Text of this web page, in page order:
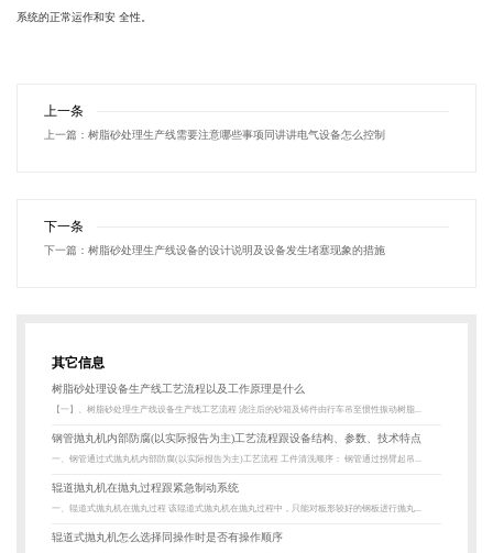
系统的正常运作和安 全性。
上一篇： 树脂砂处理生产线需要注意哪些事项同讲讲电气设备怎么控制
上一条
下一篇： 树脂砂处理生产线设备的设计说明及设备发生堵塞现象的措施
下一条
其它信息
树脂砂处理设备生产线工艺流程以及工作原理是什么
【一】、树脂砂处理生产线设备生产线工艺流程 浇注后的砂箱及铸件由行车吊至惯性振动树脂...
钢管抛丸机内部防腐(以实际报告为主)工艺流程跟设备结构、参数、技术特点
一、钢管通过式抛丸机内部防腐(以实际报告为主)工艺流程 工件清洗顺序： 钢管通过拐臂起吊...
辊道抛丸机在抛丸过程跟紧急制动系统
一、辊道式抛丸机在抛丸过程 该辊道式抛丸机在抛丸过程中，只能对板形较好的钢板进行抛丸...
辊道式抛丸机怎么选择同操作时是否有操作顺序